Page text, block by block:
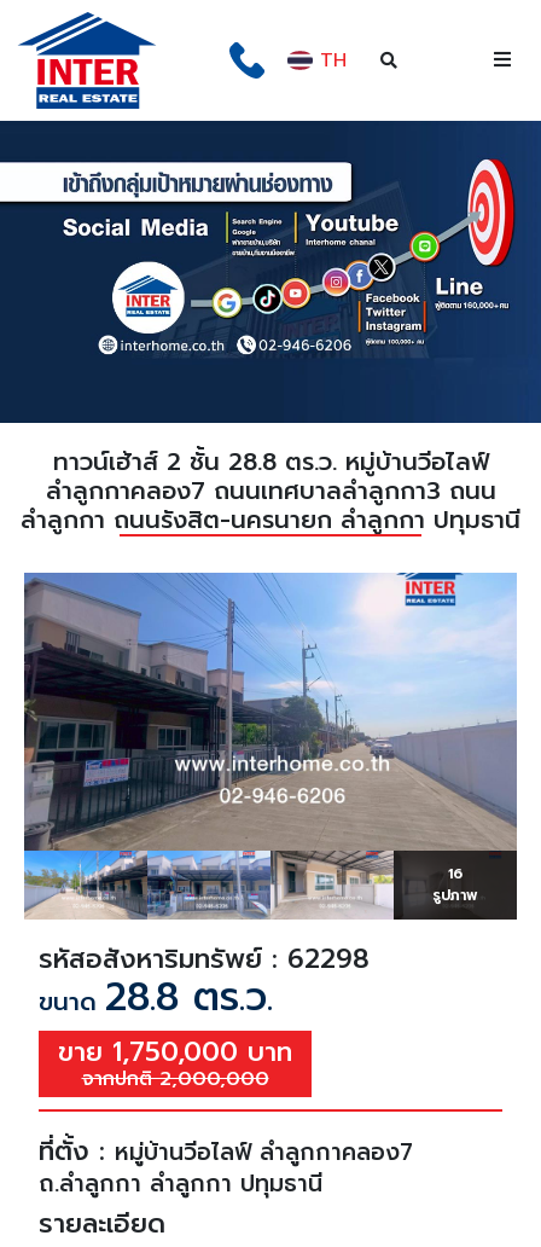
TH
ทาวน์เฮ้าส์ 2 ชั้น 28.8 ตร.ว. หมู่บ้านวีอไลฟ์
ลำลูกกาคลอง7 ถนนเทศบาลลำลูกกา3 ถนน
ลำลูกกา ถนนรังสิต-นครนายก ลำลูกกา ปทุมธานี
16
รูปภาพ
รหัสอสังหาริมทรัพย์ : 62298
ขนาด 28.8 ตร.ว.
ขาย 1,750,000 บาท
จากปกติ 2,000,000
ที่ตั้ง : หมู่บ้านวีอไลฟ์ ลำลูกกาคลอง7
ถ.ลำลูกกา ลำลูกกา ปทุมธานี
รายละเอียด